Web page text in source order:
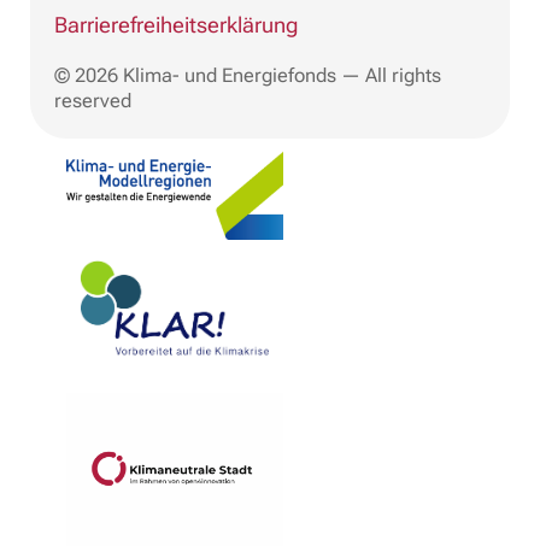
Barrierefreiheitserklärung
© 2026 Klima- und Energiefonds — All rights
reserved